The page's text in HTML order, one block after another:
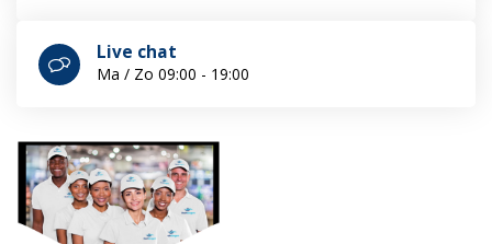
Live chat
Ma / Zo 09:00 - 19:00